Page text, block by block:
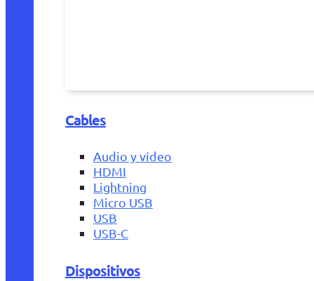
Cables
Audio y vídeo
HDMI
Lightning
Micro USB
USB
USB-C
Dispositivos